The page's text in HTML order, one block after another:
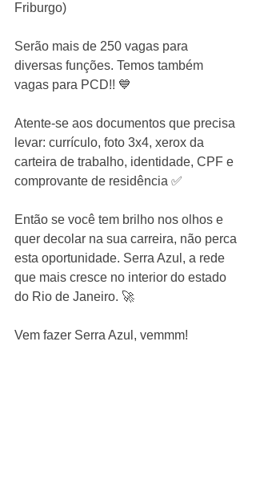
Friburgo)
Serão mais de 250 vagas para
diversas funções. Temos também
vagas para PCD!! 💙
Atente-se aos documentos que precisa
levar: currículo, foto 3x4, xerox da
carteira de trabalho, identidade, CPF e
comprovante de residência ✅
Então se você tem brilho nos olhos e
quer decolar na sua carreira, não perca
esta oportunidade. Serra Azul, a rede
que mais cresce no interior do estado
do Rio de Janeiro. 🚀
Vem fazer Serra Azul, vemmm!